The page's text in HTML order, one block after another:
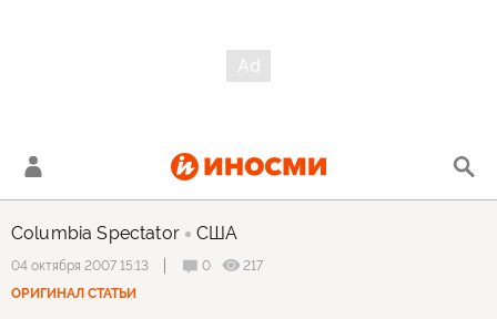
Columbia Spectator США
04 октября 2007 15:13 0
217
ОРИГИНАЛ СТАТЬИ